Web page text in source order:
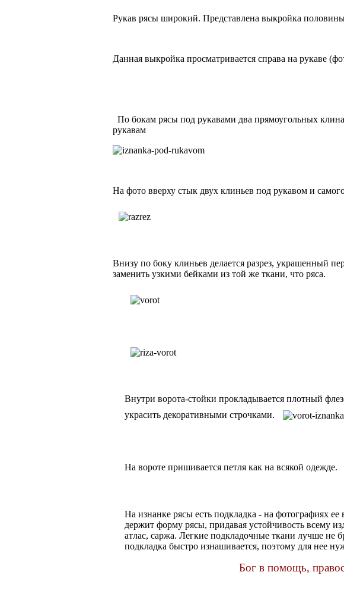
Рукав рясы широкий. Представлена выкройка
Данная выкройка просматривается справа на рукаве
По бокам рясы под рукавами два прямоугольных
рукавам
На фото вверху стык двух клиньев под рукавом и
Внизу по боку клиньев делается разрез, украшенный
заменить узкими бейками из той же ткани, что ряса.
Внутри ворота-стойки прокладывается плотный
украсить декоративными строчками.
На вороте пришивается петля как на всякой одежде.
На изнанке рясы есть подкладка - на фотографиях ее
держит форму рясы, придавая устойчивость всему
атлас, саржа. Легкие подкладочные ткани лучше не
подкладка быстро изнашивается, поэтому для нее
Бог в помощь,